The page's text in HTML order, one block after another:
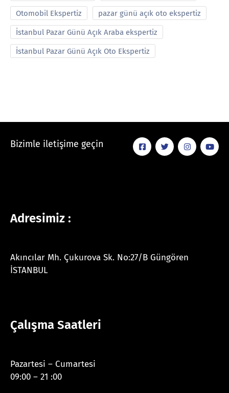
Otomobil Ekspertiz pazar günü açık oto ekspertiz
İstanbul Pazar Günü Açık Araba ekspertiz
İstanbul Pazar Günü Açık Oto Ekspertiz
Bizimle iletişime geçin
Adresimiz :
Akıncılar Mh. Çukurova Sk. No:27/B Güngören
İSTANBUL
Çalışma Saatleri
Pazartesi – Cumartesi
09:00 – 21 :00